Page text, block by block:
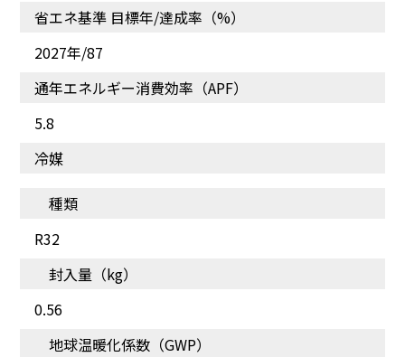
省エネ基準 目標年/達成率（%）
2027年/87
通年エネルギー消費効率（APF）
5.8
冷媒
種類
R32
封入量（kg）
0.56
地球温暖化係数（GWP）